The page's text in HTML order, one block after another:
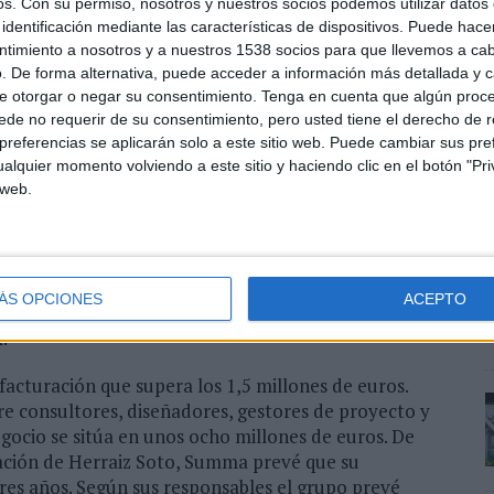
mediante las características de dispositivos. Puede
a nosotros y a nuestros 1538 socios para que llevemos a
De forma alternativa, puede acceder a información más detallada y
otorgar o negar su consentimiento. Tenga en cuenta que algún
no requerir de su consentimiento, pero usted tiene el derecho de
se aplicarán solo a este sitio web. Puede cambiar sus
momento volviendo a este sitio y haciendo clic en el botón
OPCIONES ACEPTO
un comunicado oficial a la prensa. Según
de Herraiz Soto fortalece nuestra oferta de
grandes sinergias y reforzar nuestra estrategia de
en España y a nivel internacional dentro
Con más de 20 años de trayectoria, entre sus
de conceptos rupturistas e innovadores
el entorno actual, donde prima aportar valor
Zuazua y Rafa Soto, socios de Herraiz
de su consejo, responsabilizándose de las áreas de
un nuevo modelo de empresa que dé respuesta a
la construcción de sus marcas
que supera los 1,5 millones de euros.
consultores, diseñadores, gestores de proyecto y
se sitúa en unos ocho millones de euros. De
de Herraiz Soto, Summa prevé que su
años. Según sus responsables el grupo prevé